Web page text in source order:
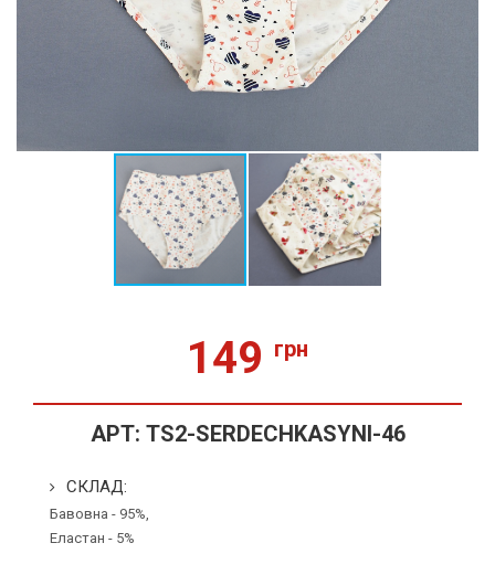
149 грн
АРТ: TS2-SERDECHKASYNI-46
СКЛАД:
Бавовна - 95%,
Еластан - 5%